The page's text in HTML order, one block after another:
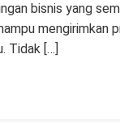
bisnis yang
mengirimkan
Tidak […]